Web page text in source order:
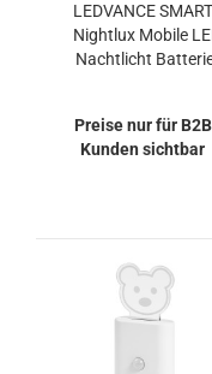
LEDVANCE
Nightlux Mobile
Nachtlicht
grau
Preise nur für B2B
Kunden sichtbar